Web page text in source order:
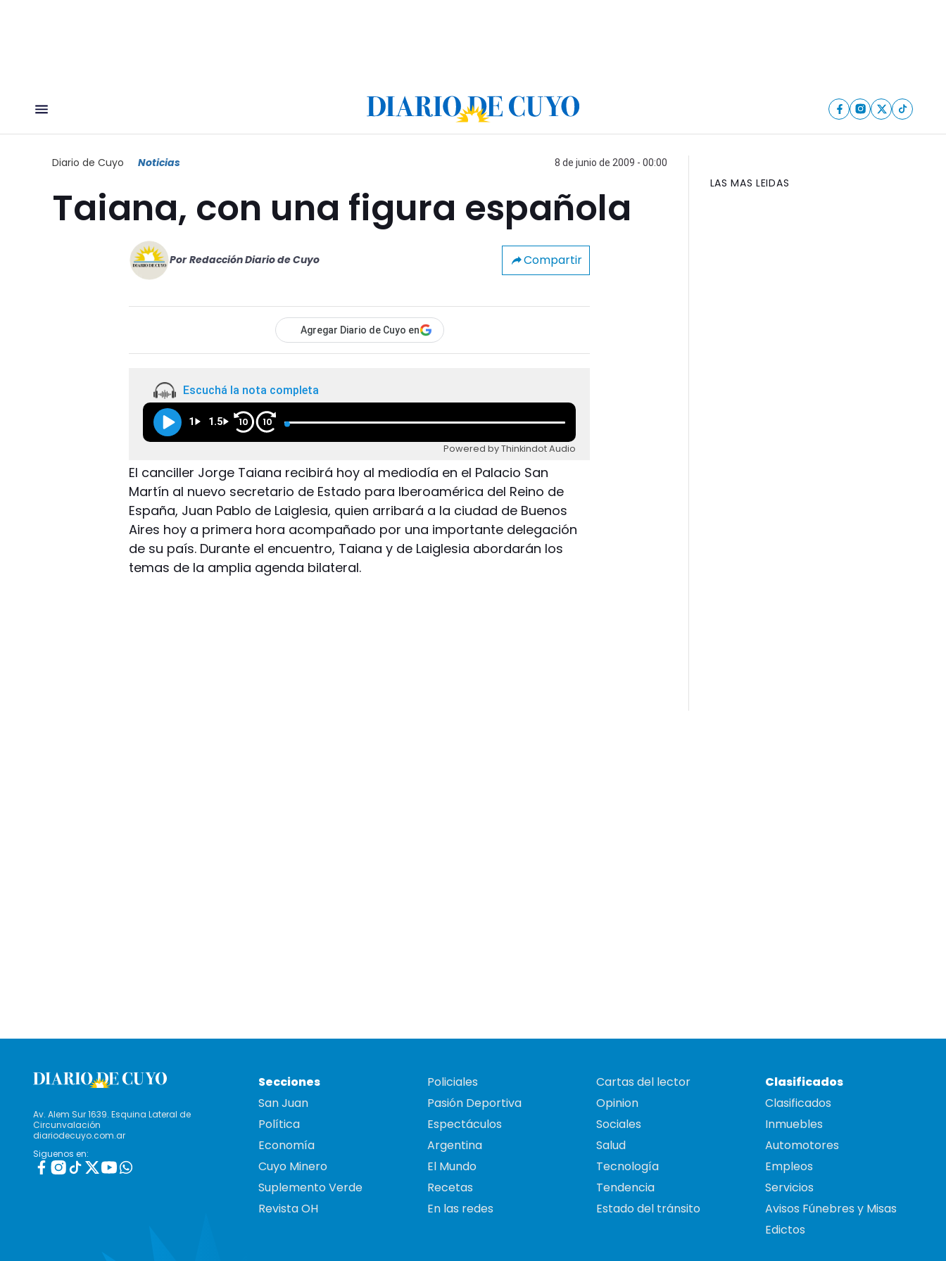
Diario de Cuyo Noticias 8 de junio de 2009 - 00:00
Taiana, con una figura española
Por Redacción Diario de Cuyo Compartir
Agregar Diario de Cuyo en
Escuchá la nota completa
1 1.5 10 10
Powered by Thinkindot Audio
El canciller Jorge Taiana recibirá hoy al mediodía en el Palacio San
Martín al nuevo secretario de Estado para Iberoamérica del Reino de
España, Juan Pablo de Laiglesia, quien arribará a la ciudad de Buenos
Aires hoy a primera hora acompañado por una importante delegación
de su país. Durante el encuentro, Taiana y de Laiglesia abordarán los
temas de la amplia agenda bilateral.
LAS MAS LEIDAS
Av. Alem Sur 1639. Esquina Lateral de
Circunvalación
diariodecuyo.com.ar
Siguenos en:
Secciones
San Juan
Política
Economía
Cuyo Minero
Suplemento Verde
Revista OH
Policiales
Pasión Deportiva
Espectáculos
Argentina
El Mundo
Recetas
En las redes
Cartas del lector
Opinion
Sociales
Salud
Tecnología
Tendencia
Estado del tránsito
Clasificados
Clasificados
Inmuebles
Automotores
Empleos
Servicios
Avisos Fúnebres y Misas
Edictos